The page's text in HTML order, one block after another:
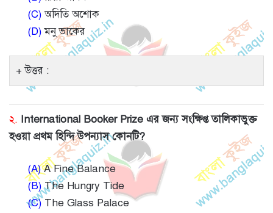
(C)অদিতি অশোক
(D)মনু ভাকের
উত্তর :
২. International Booker Prize এর জন্য সংক্ষিপ্ত তালিকাভুক্ত
হওয়া প্রথম হিন্দি উপন্যাস কোনটি?
(A)A Fine Balance
(B)The Hungry Tide
(C) The Glass Palace